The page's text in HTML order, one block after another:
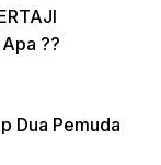
??
Dua Pemuda